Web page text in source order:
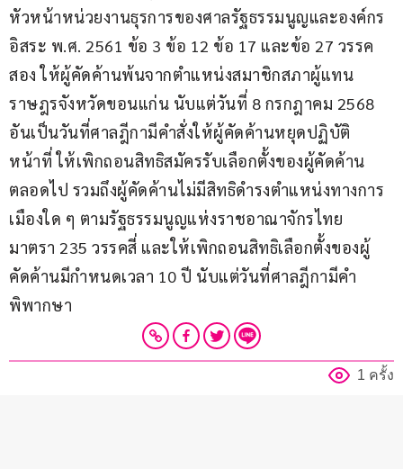
หัวหน้าหน่วยงานธุรการของศาลรัฐธรรมนูญและองค์กร
อิสระ พ.ศ. 2561 ข้อ 3 ข้อ 12 ข้อ 17 และข้อ 27 วรรค
สอง ให้ผู้คัดค้านพ้นจากตำแหน่งสมาชิกสภาผู้แทน
ราษฎรจังหวัดขอนแก่น นับแต่วันที่ 8 กรกฎาคม 2568
อันเป็นวันที่ศาลฎีกามีคำสั่งให้ผู้คัดค้านหยุดปฏิบัติ
หน้าที่ ให้เพิกถอนสิทธิสมัครรับเลือกตั้งของผู้คัดค้าน
ตลอดไป รวมถึงผู้คัดค้านไม่มีสิทธิดำรงตำแหน่งทางการ
เมืองใด ๆ ตามรัฐธรรมนูญแห่งราชอาณาจักรไทย
มาตรา 235 วรรคสี่ และให้เพิกถอนสิทธิเลือกตั้งของผู้
คัดค้านมีกำหนดเวลา 10 ปี นับแต่วันที่ศาลฎีกามีคำ
พิพากษา
1 ครั้ง